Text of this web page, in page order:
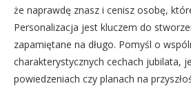
że naprawdę znasz i cenisz osobę,
Personalizacja jest kluczem do
zapamiętane na długo. Pomyśl o
charakterystycznych cechach jubilata,
powiedzeniach czy planach na